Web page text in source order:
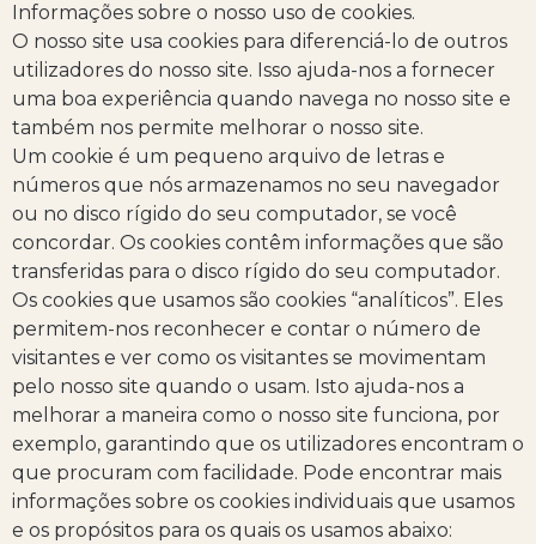
Informações sobre o nosso uso de cookies.
O nosso site usa cookies para diferenciá-lo de outros
utilizadores do nosso site. Isso ajuda-nos a fornecer
uma boa experiência quando navega no nosso site e
também nos permite melhorar o nosso site.
Um cookie é um pequeno arquivo de letras e
números que nós armazenamos no seu navegador
ou no disco rígido do seu computador, se você
concordar. Os cookies contêm informações que são
transferidas para o disco rígido do seu computador.
Os cookies que usamos são cookies “analíticos”. Eles
permitem-nos reconhecer e contar o número de
visitantes e ver como os visitantes se movimentam
pelo nosso site quando o usam. Isto ajuda-nos a
melhorar a maneira como o nosso site funciona, por
exemplo, garantindo que os utilizadores encontram o
que procuram com facilidade. Pode encontrar mais
informações sobre os cookies individuais que usamos
e os propósitos para os quais os usamos abaixo: